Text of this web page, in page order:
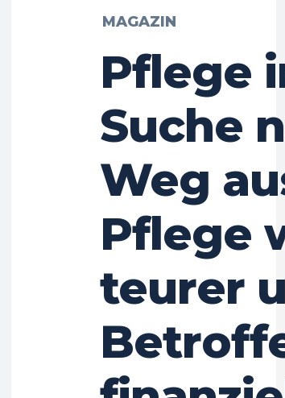
MAGAZIN
Pflege
Suche
Weg
Pflege
teurer